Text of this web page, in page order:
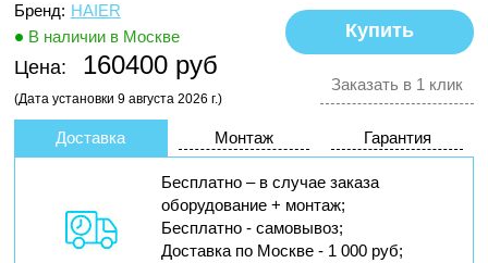
Бренд: HAIER
В наличии в Москве
Цена: 160400 руб
(Дата установки 9 августа 2026 г.)
Заказать в 1 клик
Доставка Монтаж Гарантия
Бесплатно – в случае заказа
оборудование + монтаж;
Бесплатно - самовывоз;
Доставка по Москве - 1 000 руб;